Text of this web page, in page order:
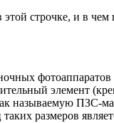
строчке, и в
фотоаппаратов
элемент
ПЗС-
размеров